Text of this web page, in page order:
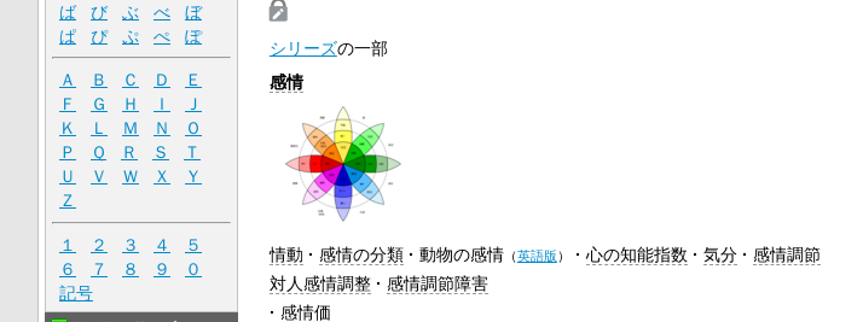
シリーズの一部
感情
情動 感情の分類 動物の感情（英語版） 心の知能指数 気分
感情調節
対人感情調整
感情調節障害
感情価
ば
び ぶ べ
ぼ
ぱ
ぴ ぷ ぺ ぽ
Ａ Ｂ Ｃ Ｄ
Ｅ
Ｆ
Ｇ Ｈ Ｉ
Ｊ
Ｋ
Ｌ Ｍ Ｎ
Ｏ
Ｐ
Ｑ Ｒ Ｓ
Ｔ
Ｕ
Ｖ Ｗ Ｘ
Ｙ
Ｚ
１ ２ ３ ４
５
６
７ ８ ９
０
記号